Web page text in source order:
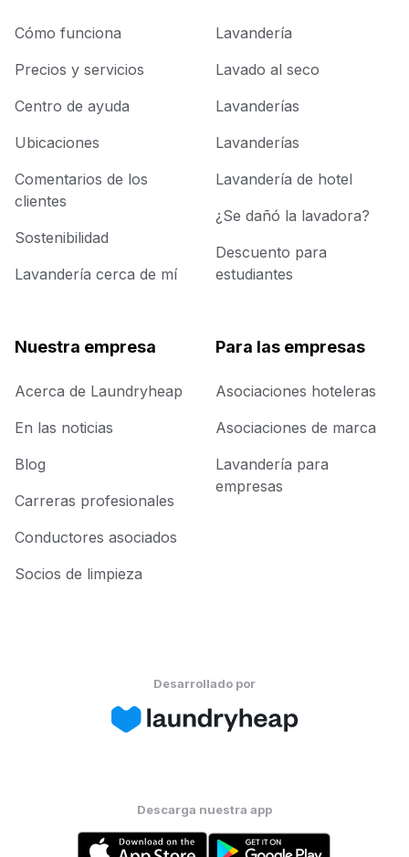
Cómo funciona
Precios y servicios
Centro de ayuda
Ubicaciones
Comentarios de los
clientes
Sostenibilidad
Lavandería cerca de mí
Lavandería
Lavado al seco
Lavanderías
Lavanderías
Lavandería de hotel
¿Se dañó la lavadora?
Descuento para
estudiantes
Nuestra empresa
Acerca de Laundryheap
En las noticias
Blog
Carreras profesionales
Conductores asociados
Socios de limpieza
Para las empresas
Asociaciones hoteleras
Asociaciones de marca
Lavandería para
empresas
Desarrollado por
Descarga nuestra app